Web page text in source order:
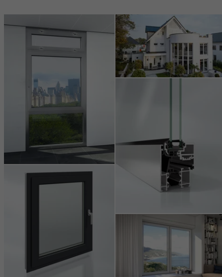
Les cookies marketing sont utilisés par des tiers pour afficher des
publicités personnalisées et attrayantes pour les utilisateurs
individuels. Pour ce faire, ils suivent les visiteurs sur les sites web.
Cela implique également l´utilisation de services de tiers qui sont
responsables de la fourniture de leurs propres services.